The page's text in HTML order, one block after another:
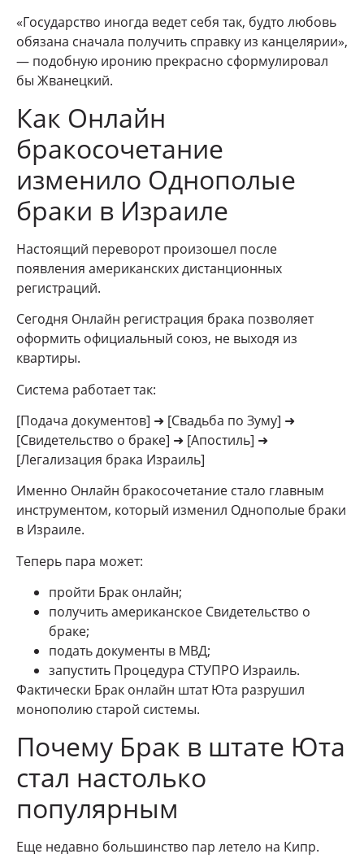
«Государство иногда ведет себя так, будто любовь
обязана сначала получить справку из канцелярии»,
— подобную иронию прекрасно сформулировал
бы Жванецкий.
Как Онлайн
бракосочетание
изменило Однополые
браки в Израиле
Настоящий переворот произошел после
появления американских дистанционных
регистраций.
Сегодня Онлайн регистрация брака позволяет
оформить официальный союз, не выходя из
квартиры.
Система работает так:
[Подача документов] ➜ [Свадьба по Зуму] ➜
[Свидетельство о браке] ➜ [Апостиль] ➜
[Легализация брака Израиль]
Именно Онлайн бракосочетание стало главным
инструментом, который изменил Однополые браки
в Израиле.
Теперь пара может:
пройти Брак онлайн;
получить американское Свидетельство о
браке;
подать документы в МВД;
запустить Процедура СТУПРО Израиль.
Фактически Брак онлайн штат Юта разрушил
монополию старой системы.
Почему Брак в штате Юта
стал настолько
популярным
Еще недавно большинство пар летело на Кипр.